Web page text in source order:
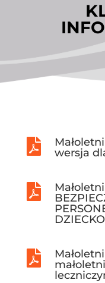

wersja

DZIECKO
